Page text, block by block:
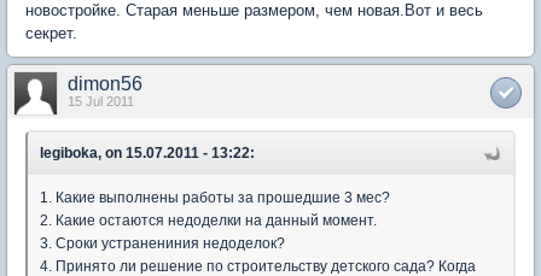
новостройке. Старая меньше размером, чем новая.Вот и весь
секрет.
dimon56
15 Jul 2011
legiboka, on 15.07.2011 - 13:22:
1. Какие выполнены работы за прошедшие 3 мес?
2. Какие остаются недоделки на данный момент.
3. Сроки устранениния недоделок?
4. Принято ли решение по строительству детского сада? Когда